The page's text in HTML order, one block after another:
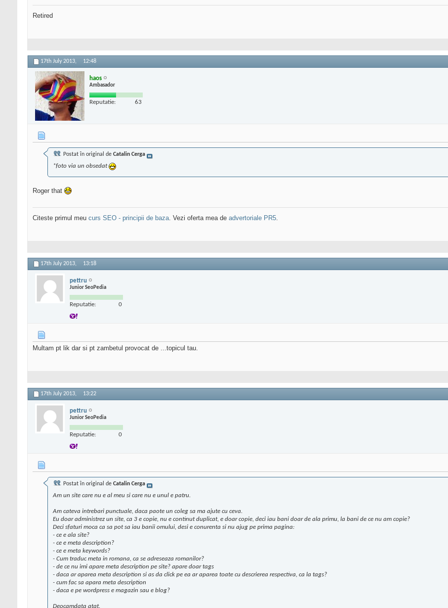
Retired
17th July 2013, 12:48
haos
Ambasador
Reputatie: 63
Postat în original de Catalin Cerga
*foto via un obsedat
Roger that
Citeste primul meu curs SEO - principii de baza. Vezi oferta mea de advertoriale PR5.
17th July 2013, 13:18
pettru
Junior SeoPedia
Reputatie: 0
Multam pt lik dar si pt zambetul provocat de ...topicul tau.
17th July 2013, 13:22
pettru
Junior SeoPedia
Reputatie: 0
Postat în original de Catalin Cerga
Am un site care nu e al meu si care nu e unul e patru.
Am cateva intrebari punctuale, daca paote un coleg sa ma ajute cu ceva.
Eu doar administrez un site, ca 3 e copie, nu e continut duplicat, e doar copie, deci iau bani doar de ala primu, la bani de ce nu am copie?
Deci sfaturi moca ca sa pot sa iau banii omului, desi e conurenta si nu ajug pe prima pagina:
- ce e ala site?
- ce e meta description?
- ce e meta keywords?
- Cum traduc meta in romana, ca se adreseaza romanilor?
- de ce nu imi apare meta description pe site? apare doar tags
- daca ar aparea meta description si as da click pe ea ar aparea toate cu descrierea respectiva, ca la tags?
- cum fac sa apara meta description
- daca e pe wordpress e magazin sau e blog?
Deocamdata atat.